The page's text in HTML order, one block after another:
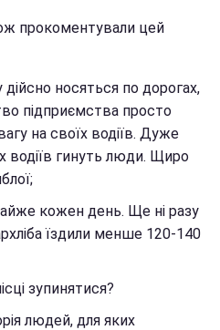
прокоментували цей
дійсно носяться по дорогах,
підприємства просто
на своїх водіїв. Дуже
водіїв гинуть люди. Щиро
кожен день. Ще ні разу
їздили менше 120-140
зупинятися?
людей, для яких